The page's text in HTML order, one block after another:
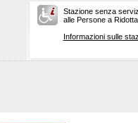
Stazione senza
alle Persone a
Informazioni sulle